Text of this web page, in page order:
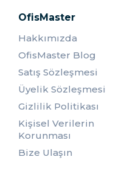
gerekmektedir. İşte bu
etmektedir.
Fotoğraf Tonerleri:
fotoğraf baskıları için
tonerler, yüksek
profesyonel görünümlü
Piksellerin renk
tonerlerini renkli tonerden
fiyat farkı değildir.
karışımlarını kendi
elde etmektedir. Bunun
bu skala daha çeşitli
OfisMaster
Hakkımızda
OfisMaster Blog
Satış Sözleşmesi
Üyelik Sözleşmesi
Gizlilik Politikası
Kişisel Verilerin
Korunması
Bize Ulaşın